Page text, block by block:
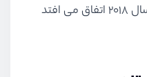
اساسی که در دنیای سئو در سال ۲۰۱۸ اتفاق می افتد